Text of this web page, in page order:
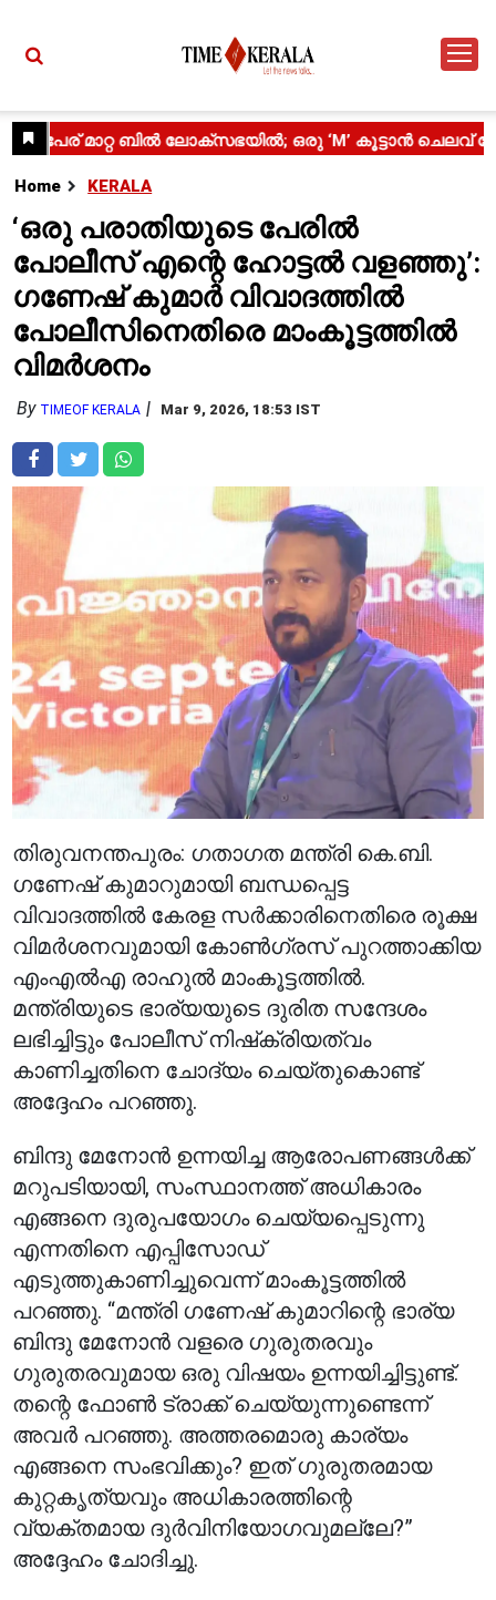
Home KERALA
‘ഒരു പരാതിയുടെ പേരിൽ
പോലീസ് എന്റെ ഹോട്ടൽ വളഞ്ഞു’:
ഗണേഷ് കുമാർ വിവാദത്തിൽ
പോലീസിനെതിരെ മാംകൂട്ടത്തിൽ
വിമർശനം
By TIMEOF KERALA Mar 9, 2026, 18:53 IST
തിരുവനന്തപുരം: ഗതാഗത മന്ത്രി കെ.ബി.
ഗണേഷ് കുമാറുമായി ബന്ധപ്പെട്ട
വിവാദത്തിൽ കേരള സർക്കാരിനെതിരെ രൂക്ഷ
വിമർശനവുമായി കോൺഗ്രസ് പുറത്താക്കിയ
എംഎൽഎ രാഹുൽ മാംകൂട്ടത്തിൽ.
മന്ത്രിയുടെ ഭാര്യയുടെ ദുരിത സന്ദേശം
ലഭിച്ചിട്ടും പോലീസ് നിഷ്‌ക്രിയത്വം
കാണിച്ചതിനെ ചോദ്യം ചെയ്തുകൊണ്ട്
അദ്ദേഹം പറഞ്ഞു.
ബിന്ദു മേനോൻ ഉന്നയിച്ച ആരോപണങ്ങൾക്ക്
മറുപടിയായി, സംസ്ഥാനത്ത് അധികാരം
എങ്ങനെ ദുരുപയോഗം ചെയ്യപ്പെടുന്നു
എന്നതിനെ എപ്പിസോഡ്
എടുത്തുകാണിച്ചുവെന്ന് മാംകൂട്ടത്തിൽ
പറഞ്ഞു. “മന്ത്രി ഗണേഷ് കുമാറിന്റെ ഭാര്യ
ബിന്ദു മേനോൻ വളരെ ഗുരുതരവും
ഗുരുതരവുമായ ഒരു വിഷയം ഉന്നയിച്ചിട്ടുണ്ട്.
തന്റെ ഫോൺ ട്രാക്ക് ചെയ്യുന്നുണ്ടെന്ന്
അവർ പറഞ്ഞു. അത്തരമൊരു കാര്യം
എങ്ങനെ സംഭവിക്കും? ഇത് ഗുരുതരമായ
കുറ്റകൃത്യവും അധികാരത്തിന്റെ
വ്യക്തമായ ദുർവിനിയോഗവുമല്ലേ?”
അദ്ദേഹം ചോദിച്ചു.